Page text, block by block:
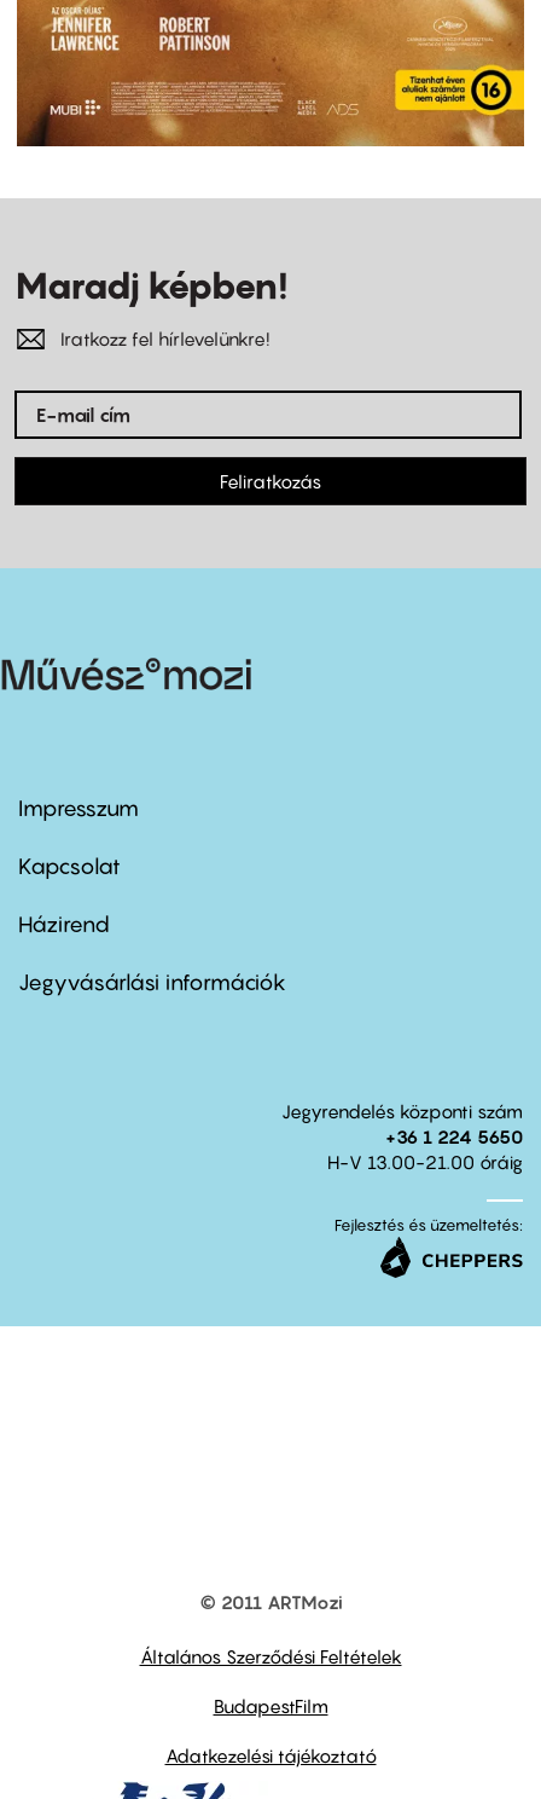
Maradj képben!
Iratkozz fel hírlevelünkre!
Feliratkozás
Footer
first
Impresszum
Kapcsolat
Footer
second
Házirend
Jegyvásárlási információk
Jegyrendelés központi szám
+36 1 224 5650
H-V 13.00-21.00 óráig
Fejlesztés és üzemeltetés:
© 2011 ARTMozi
Általános Szerződési Feltételek
BudapestFilm
Adatkezelési tájékoztató